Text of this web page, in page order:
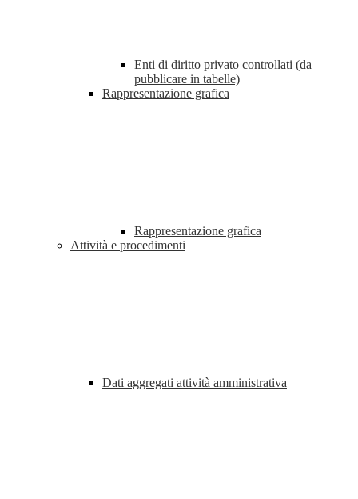
Enti di diritto privato controllati (da
pubblicare in tabelle)
Rappresentazione grafica
Rappresentazione grafica
Attività e procedimenti
Dati aggregati attività amministrativa